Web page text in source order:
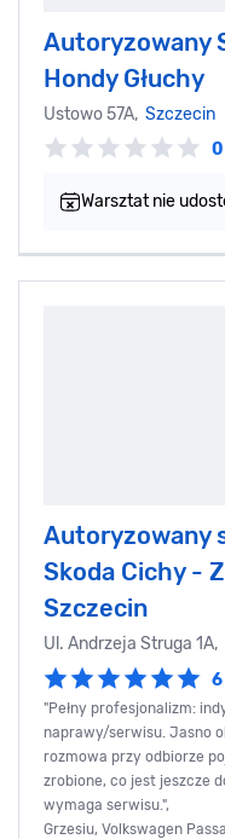
Autoryzowany
Hondy Głuchy
Ustowo 57A, Szczecin
0
Warsztat nie
Autoryzowany
Skoda Cichy -
Szczecin
Ul. Andrzeja Struga 1A,
6
"Pełny profesjonalizm:
naprawy/serwisu. Jasno
rozmowa przy odbiorze
zrobione, co jest jeszcze
wymaga serwisu.",
Grzesiu, Volkswagen